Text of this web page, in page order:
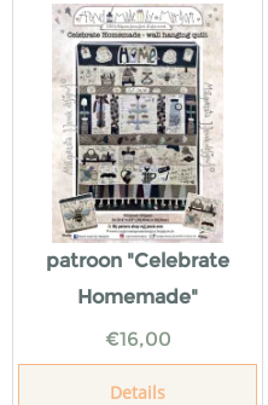
patroon "Celebrate
Homemade"
€16,00
Details